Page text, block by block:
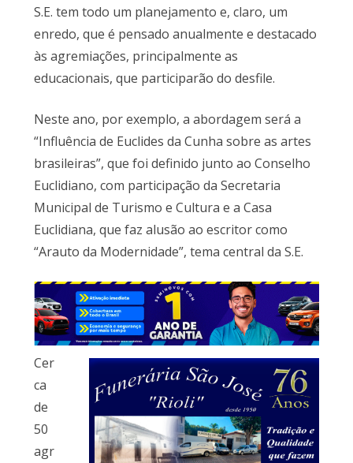
S.E. tem todo um planejamento e, claro, um
enredo, que é pensado anualmente e destacado
às agremiações, principalmente as
educacionais, que participarão do desfile.
Neste ano, por exemplo, a abordagem será a
“Influência de Euclides da Cunha sobre as artes
brasileiras”, que foi definido junto ao Conselho
Euclidiano, com participação da Secretaria
Municipal de Turismo e Cultura e a Casa
Euclidiana, que faz alusão ao escritor como
“Arauto da Modernidade”, tema central da S.E.
Cer
ca
de
50
agr